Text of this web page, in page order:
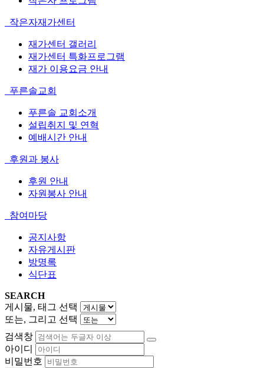
작은자재가센터
재가센터 갤러리
재가센터 특화프로그램
재가 이용요금 안내
푸른솔교회
푸른솔 교회소개
설립취지 및 연혁
예배시간 안내
후원과 봉사
후원 안내
자원봉사 안내
참여마당
공지사항
자유게시판
방명록
식단표
SEARCH
게시물, 태그 선택
또는, 그리고 선택
검색창
아이디
비밀번호